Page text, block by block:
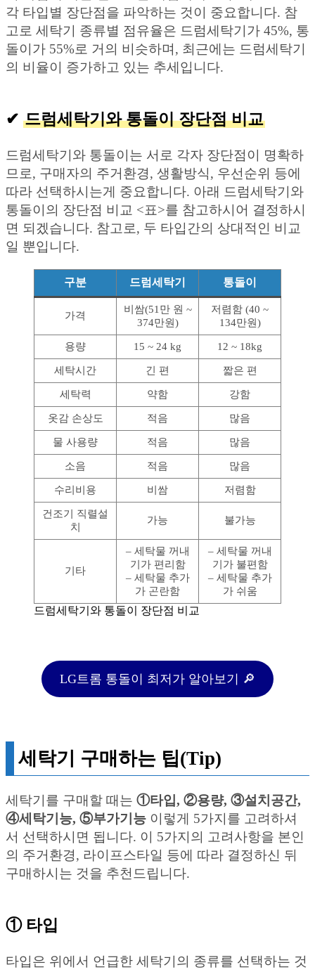
각 타입별 장단점을 파악하는 것이 중요합니다. 참
고로 세탁기 종류별 점유율은 드럼세탁기가 45%, 통
돌이가 55%로 거의 비슷하며, 최근에는 드럼세탁기
의 비율이 증가하고 있는 추세입니다.
✔︎ 드럼세탁기와 통돌이 장단점 비교
드럼세탁기와 통돌이는 서로 각자 장단점이 명확하
므로, 구매자의 주거환경, 생활방식, 우선순위 등에
따라 선택하시는게 중요합니다. 아래 드럼세탁기와
통돌이의 장단점 비교 <표>를 참고하시어 결정하시
면 되겠습니다. 참고로, 두 타입간의 상대적인 비교
일 뿐입니다.
구분 드럼세탁기 통돌이
가격
비쌈(51만 원 ~
374만원)
저렴함 (40 ~
134만원)
용량 15 ~ 24 kg 12 ~ 18kg
세탁시간 긴 편 짧은 편
세탁력 약함 강함
옷감 손상도 적음 많음
물 사용량 적음 많음
소음 적음 많음
수리비용 비쌈 저렴함
건조기 직렬설
치
가능 불가능
기타
– 세탁물 꺼내
기가 편리함
– 세탁물 추가
가 곤란함
– 세탁물 꺼내
기가 불편함
– 세탁물 추가
가 쉬움
드럼세탁기와 통돌이 장단점 비교
LG트롬 통돌이 최저가 알아보기 🔎
세탁기 구매하는 팁(Tip)
세탁기를 구매할 때는 ①타입, ②용량, ③설치공간,
④세탁기능, ⑤부가기능 이렇게 5가지를 고려하셔
서 선택하시면 됩니다. 이 5가지의 고려사항을 본인
의 주거환경, 라이프스타일 등에 따라 결정하신 뒤
구매하시는 것을 추천드립니다.
① 타입
타입은 위에서 언급한 세탁기의 종류를 선택하는 것